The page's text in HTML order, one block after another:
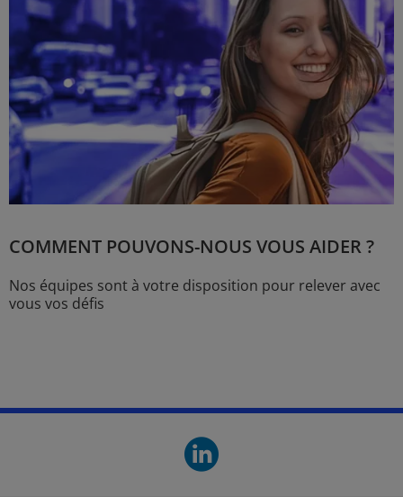
COMMENT POUVONS-NOUS VOUS AIDER ?
Nos équipes sont à votre disposition pour relever avec
vous vos défis
linkedin.